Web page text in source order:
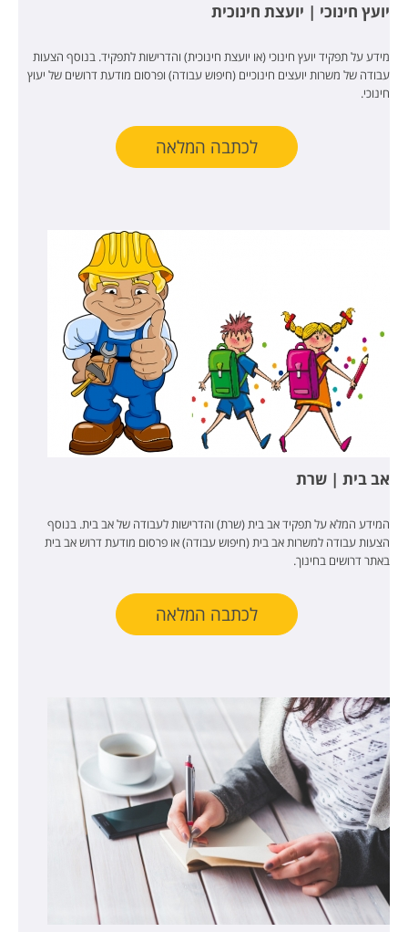
יועץ חינוכי | יועצת חינוכית
מידע על תפקיד יועץ חינוכי (או יועצת חינוכית) והדרישות לתפקיד. בנוסף הצעות
עבודה של משרות יועצים חינוכיים (חיפוש עבודה) ופרסום מודעת דרושים של יעוץ
חינוכי.
לכתבה המלאה
אב בית | שרת
המידע המלא על תפקיד אב בית (שרת) והדרישות לעבודה של אב בית. בנוסף
הצעות עבודה למשרות אב בית (חיפוש עבודה) או פרסום מודעת דרוש אב בית
באתר דרושים בחינוך.
לכתבה המלאה